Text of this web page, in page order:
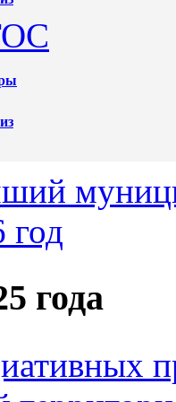
год
года